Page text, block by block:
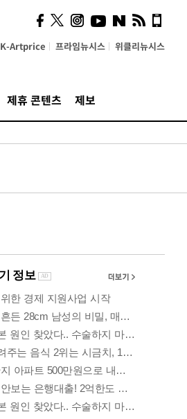
K-Artprice 프라임뉴시스 위클리뉴시스
제휴 콘텐츠 제보
시, 스마트폰 액세서리에
NFC 더했다